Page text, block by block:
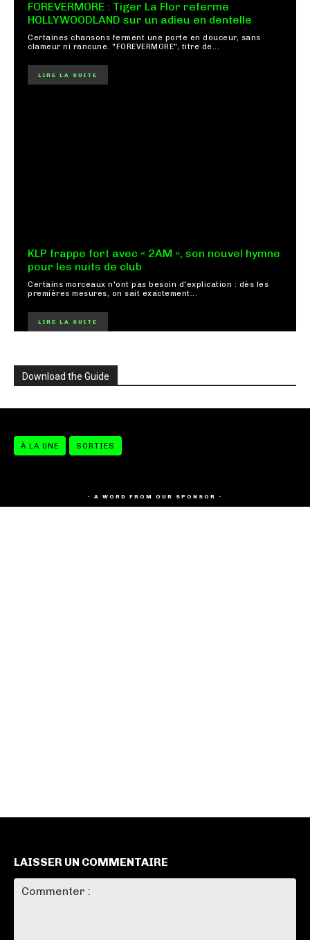
FOREVERMORE : Tiger La Flor referme
HOLLYWOODLAND sur un adieu en dentelle
Certaines chansons ferment une porte en douceur, sans
clameur ni rancune. "FOREVERMORE", titre de...
LIRE LA SUITE
KLP frappe fort avec « 2AM », son nouvel hymne
pour les nuits de club
Certains morceaux n'ont pas besoin d'explication : dès les
premières mesures, on sait exactement...
LIRE LA SUITE
Download the Guide
À LA UNE SORTIES
- A WORD FROM OUR SPONSOR -
LAISSER UN COMMENTAIRE